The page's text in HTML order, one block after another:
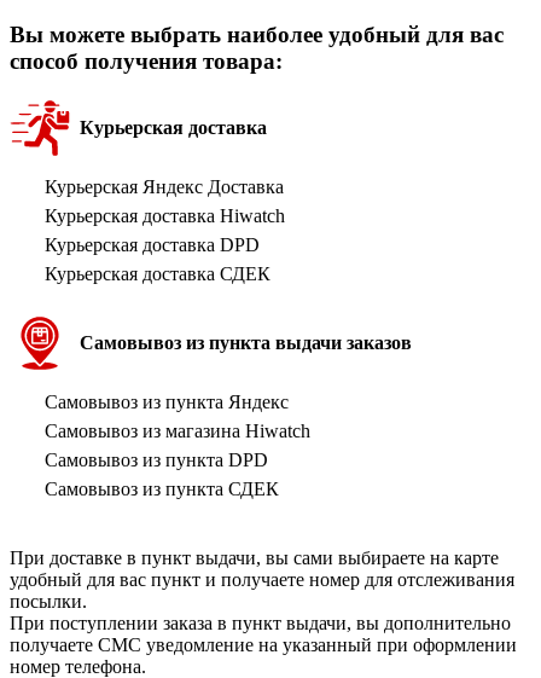
Вы можете выбрать наиболее удобный для вас
способ получения товара:
Курьерская доставка
Курьерская Яндекс Доставка
Курьерская доставка Hiwatch
Курьерская доставка DPD
Курьерская доставка СДЕК
Самовывоз из пункта выдачи заказов
Самовывоз из пункта Яндекс
Самовывоз из магазина Hiwatch
Самовывоз из пункта DPD
Самовывоз из пункта СДЕК
При доставке в пункт выдачи, вы сами выбираете на карте
удобный для вас пункт и получаете номер для отслеживания
посылки.
При поступлении заказа в пункт выдачи, вы дополнительно
получаете СМС уведомление на указанный при оформлении
номер телефона.